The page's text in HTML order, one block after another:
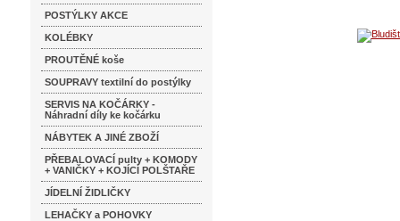
POSTÝLKY AKCE
KOLÉBKY
PROUTĚNÉ koše
SOUPRAVY textilní do postýlky
SERVIS NA KOČÁRKY -
Náhradní díly ke kočárku
NÁBYTEK A JINÉ ZBOŽÍ
PŘEBALOVACÍ pulty + KOMODY
+ VANIČKY + KOJÍCÍ POLŠTAŘE
JÍDELNÍ ŽIDLIČKY
LEHAČKY a POHOVKY